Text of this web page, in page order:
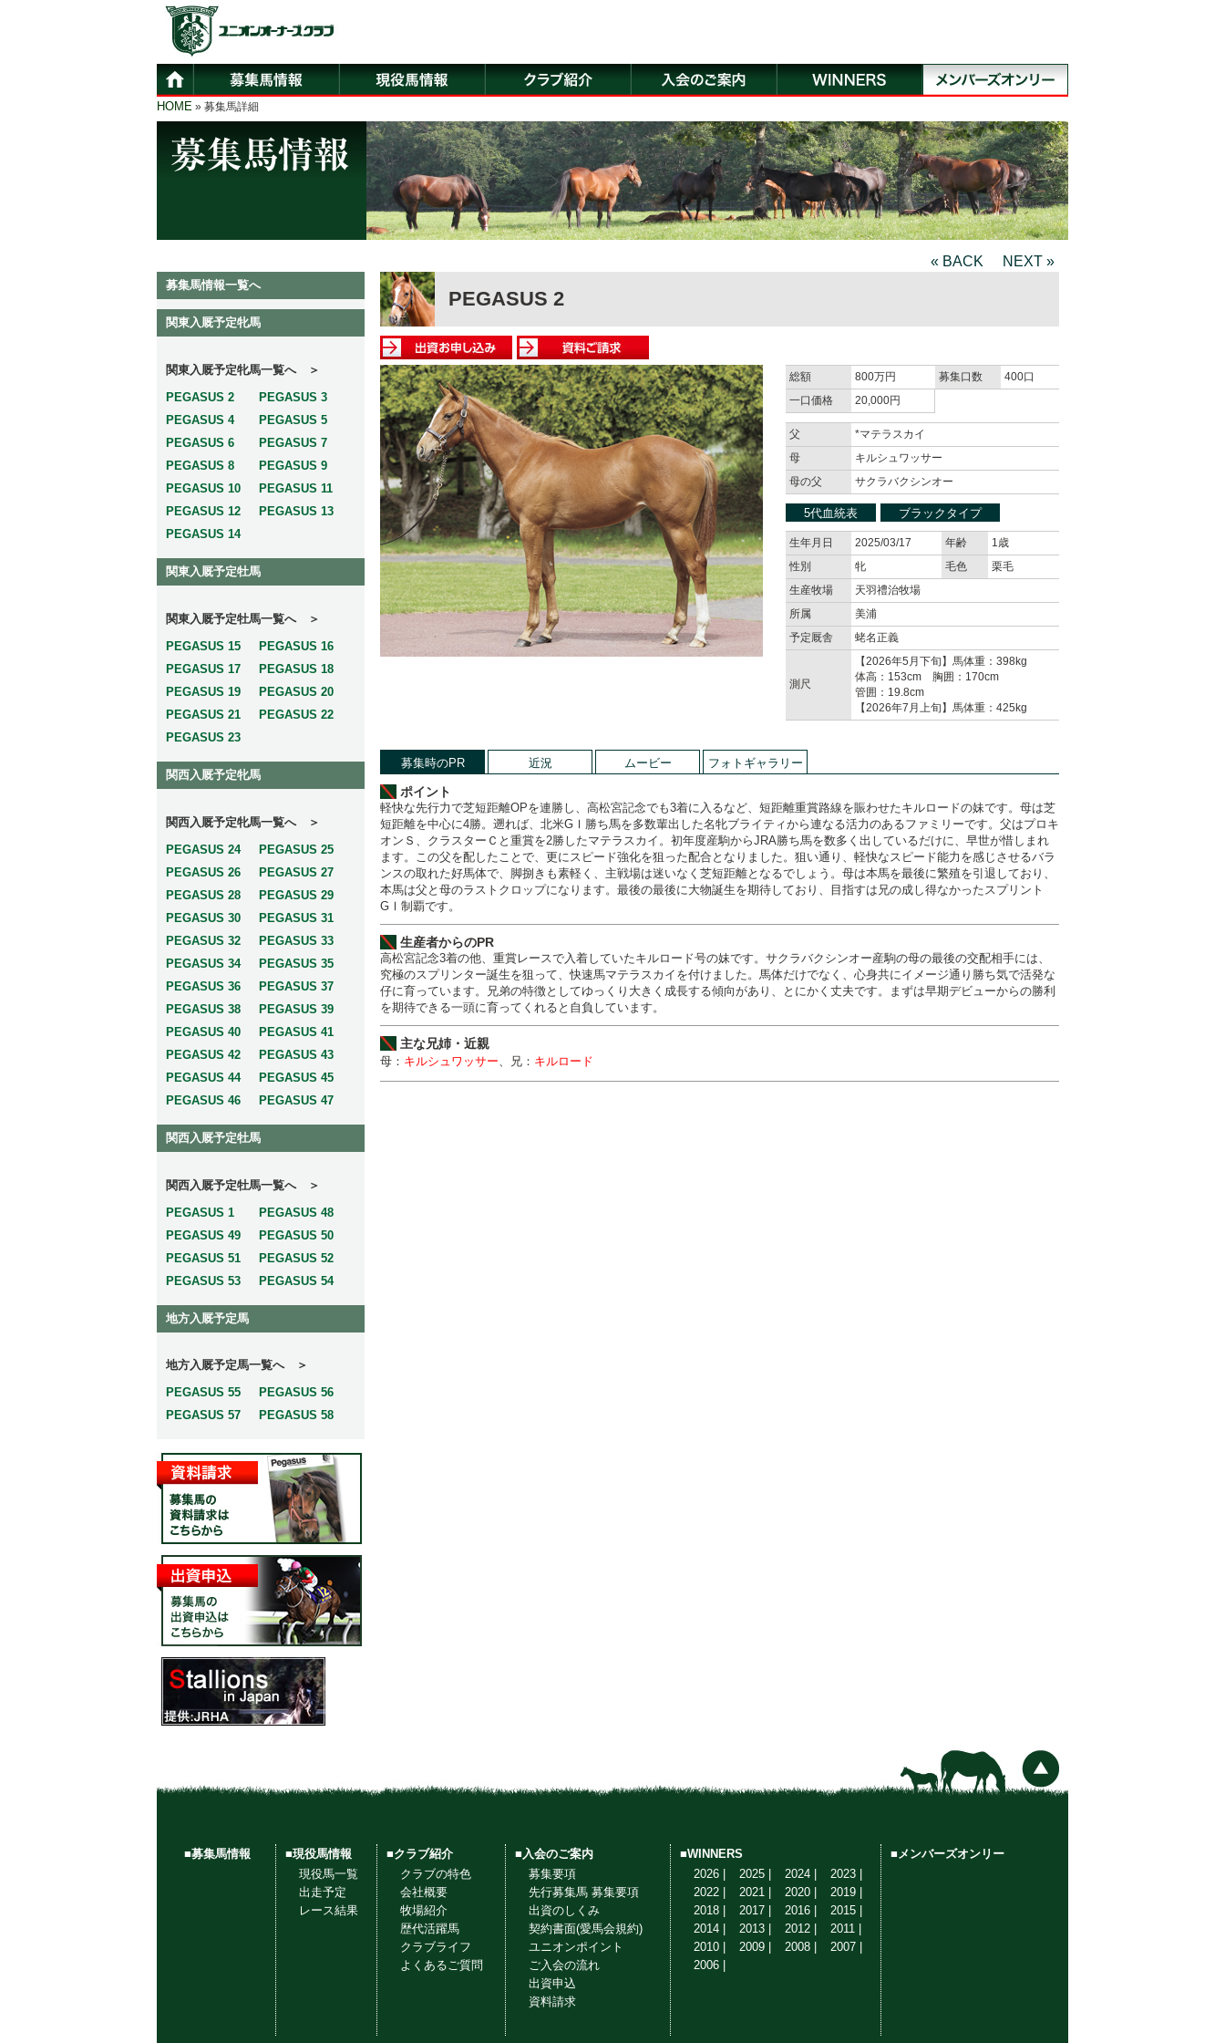
HOME » 募集馬詳細
« BACK NEXT »
募集馬情報一覧へ
関東入厩予定牝馬
関東入厩予定牝馬一覧へ ＞
PEGASUS 2
PEGASUS 3
PEGASUS 4
PEGASUS 5
PEGASUS 6
PEGASUS 7
PEGASUS 8
PEGASUS 9
PEGASUS 10
PEGASUS 11
PEGASUS 12
PEGASUS 13
PEGASUS 14
関東入厩予定牡馬
関東入厩予定牡馬一覧へ ＞
PEGASUS 15
PEGASUS 16
PEGASUS 17
PEGASUS 18
PEGASUS 19
PEGASUS 20
PEGASUS 21
PEGASUS 22
PEGASUS 23
関西入厩予定牝馬
関西入厩予定牝馬一覧へ ＞
PEGASUS 24
PEGASUS 25
PEGASUS 26
PEGASUS 27
PEGASUS 28
PEGASUS 29
PEGASUS 30
PEGASUS 31
PEGASUS 32
PEGASUS 33
PEGASUS 34
PEGASUS 35
PEGASUS 36
PEGASUS 37
PEGASUS 38
PEGASUS 39
PEGASUS 40
PEGASUS 41
PEGASUS 42
PEGASUS 43
PEGASUS 44
PEGASUS 45
PEGASUS 46
PEGASUS 47
関西入厩予定牡馬
関西入厩予定牡馬一覧へ ＞
PEGASUS 1
PEGASUS 48
PEGASUS 49
PEGASUS 50
PEGASUS 51
PEGASUS 52
PEGASUS 53
PEGASUS 54
地方入厩予定馬
地方入厩予定馬一覧へ ＞
PEGASUS 55
PEGASUS 56
PEGASUS 57
PEGASUS 58
PEGASUS 2
総額 800万円 募集口数
400口
一口価格
20,000円
父
*マテラスカイ
母
キルシュワッサー
母の父
サクラバクシンオー
5代血統表 ブラックタイプ
生年月日 2025/03/17 年齢
1歳
性別
牝 毛色
栗毛
生産牧場
天羽禮治牧場
所属
美浦
予定厩舎
蛯名正義
測尺
【2026年5月下旬】馬体重：398kg
体高：153cm 胸囲：170cm
管囲：19.8cm
【2026年7月上旬】馬体重：425kg
募集時のPR 近況 ムービー フォトギャラリー
ポイント
軽快な先行力で芝短距離OPを連勝し、高松宮記念でも3着に入るなど、短距離重賞路線を賑わせたキルロードの妹です。母は芝
短距離を中心に4勝。遡れば、北米GⅠ勝ち馬を多数輩出した名牝ブライティから連なる活力のあるファミリーです。父はプロキ
オンＳ、クラスターＣと重賞を2勝したマテラスカイ。初年度産駒からJRA勝ち馬を数多く出しているだけに、早世が惜しまれ
ます。この父を配したことで、更にスピード強化を狙った配合となりました。狙い通り、軽快なスピード能力を感じさせるバラ
ンスの取れた好馬体で、脚捌きも素軽く、主戦場は迷いなく芝短距離となるでしょう。母は本馬を最後に繁殖を引退しており、
本馬は父と母のラストクロップになります。最後の最後に大物誕生を期待しており、目指すは兄の成し得なかったスプリント
GⅠ制覇です。
生産者からのPR
高松宮記念3着の他、重賞レースで入着していたキルロード号の妹です。サクラバクシンオー産駒の母の最後の交配相手には、
究極のスプリンター誕生を狙って、快速馬マテラスカイを付けました。馬体だけでなく、心身共にイメージ通り勝ち気で活発な
仔に育っています。兄弟の特徴としてゆっくり大きく成長する傾向があり、とにかく丈夫です。まずは早期デビューからの勝利
を期待できる一頭に育ってくれると自負しています。
主な兄姉・近親
母： キルシュワッサー、兄： キルロード
■募集馬情報
■現役馬情報
現役馬一覧
出走予定
レース結果
■クラブ紹介
クラブの特色
会社概要
牧場紹介
歴代活躍馬
クラブライフ
よくあるご質問
■入会のご案内
募集要項
先行募集馬 募集要項
出資のしくみ
契約書面(愛馬会規約)
ユニオンポイント
ご入会の流れ
出資申込
資料請求
■WINNERS
2026 |
2025 | 2024 |
2023 |
2022 |
2021 | 2020 |
2019 |
2018 |
2017 | 2016 |
2015 |
2014 |
2013 | 2012 |
2011 |
2010 |
2009 | 2008 |
2007 |
2006 |
■メンバーズオンリー